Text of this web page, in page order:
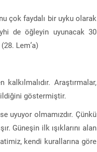
çok faydalı bir uyku olarak
de öğleyin uyunacak 30
Lem’a)
Araştırmalar,
göstermiştir.
uyuyor olmamızdır. Çünkü
Güneşin ilk ışıklarını alan
kendi kurallarına göre